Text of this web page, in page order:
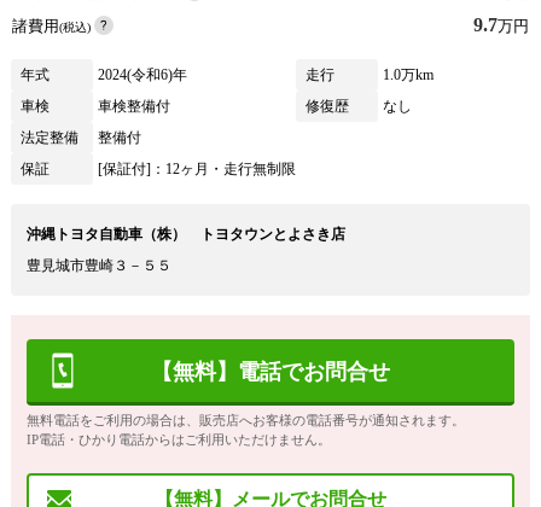
諸費用(税込) 9.7万円
年式 2024(令和6)年 走行
1.0万km
車検
車検整備付 修復歴
なし
法定整備
整備付
保証
[保証付]：12ヶ月・走行無制限
沖縄トヨタ自動車（株） トヨタウンとよさき店
豊見城市豊崎３－５５
【無料】電話でお問合せ
無料電話をご利用の場合は、販売店へお客様の電話番号が通知されます。
IP電話・ひかり電話からはご利用いただけません。
【無料】メールでお問合せ